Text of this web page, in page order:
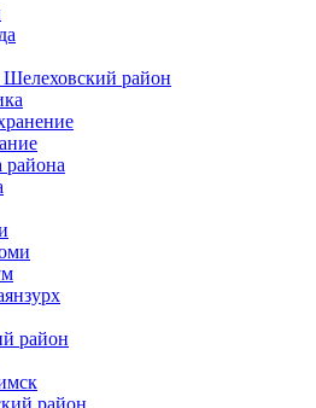
район
района
район
район